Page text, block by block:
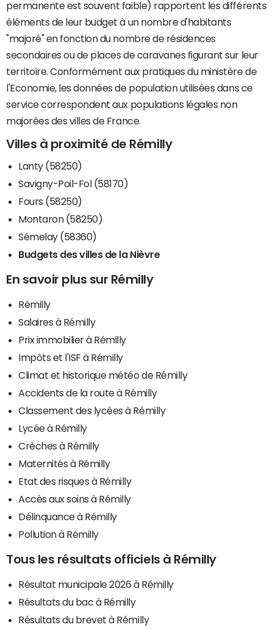
permanente est souvent faible) rapportent les différents
éléments de leur budget à un nombre d'habitants
"majoré" en fonction du nombre de résidences
secondaires ou de places de caravanes figurant sur leur
territoire. Conformément aux pratiques du ministère de
l'Economie, les données de population utilisées dans ce
service correspondent aux populations légales non
majorées des villes de France.
Villes à proximité de Rémilly
Lanty (58250)
Savigny-Poil-Fol (58170)
Fours (58250)
Montaron (58250)
Sémelay (58360)
Budgets des villes de la Nièvre
En savoir plus sur Rémilly
Rémilly
Salaires à Rémilly
Prix immobilier à Rémilly
Impôts et l'ISF à Rémilly
Climat et historique météo de Rémilly
Accidents de la route à Rémilly
Classement des lycées à Rémilly
Lycée à Rémilly
Crèches à Rémilly
Maternités à Rémilly
Etat des risques à Rémilly
Accès aux soins à Rémilly
Délinquance à Rémilly
Pollution à Rémilly
Tous les résultats officiels à Rémilly
Résultat municipale 2026 à Rémilly
Résultats du bac à Rémilly
Résultats du brevet à Rémilly